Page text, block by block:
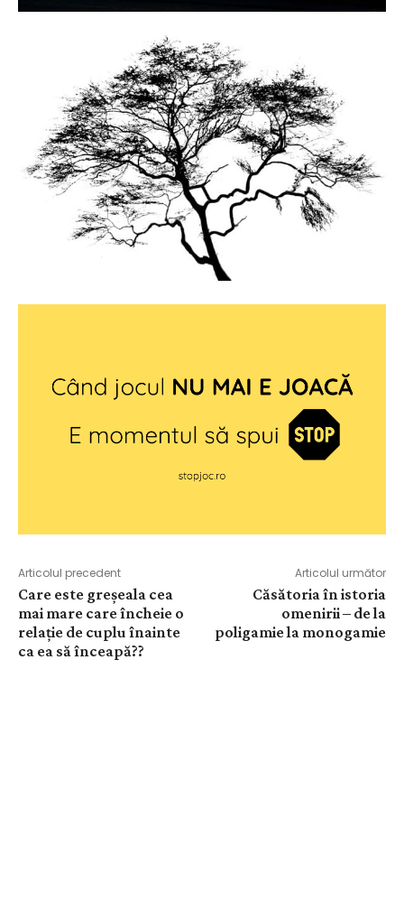
Articolul precedent
Care este greşeala cea
mai mare care încheie o
relaţie de cuplu înainte
ca ea să înceapă??
Articolul următor
Căsătoria în istoria
omenirii – de la
poligamie la monogamie